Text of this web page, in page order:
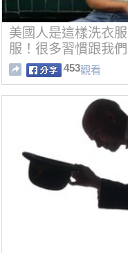
美國人是這樣洗衣
服！很多習慣跟我
453觀看